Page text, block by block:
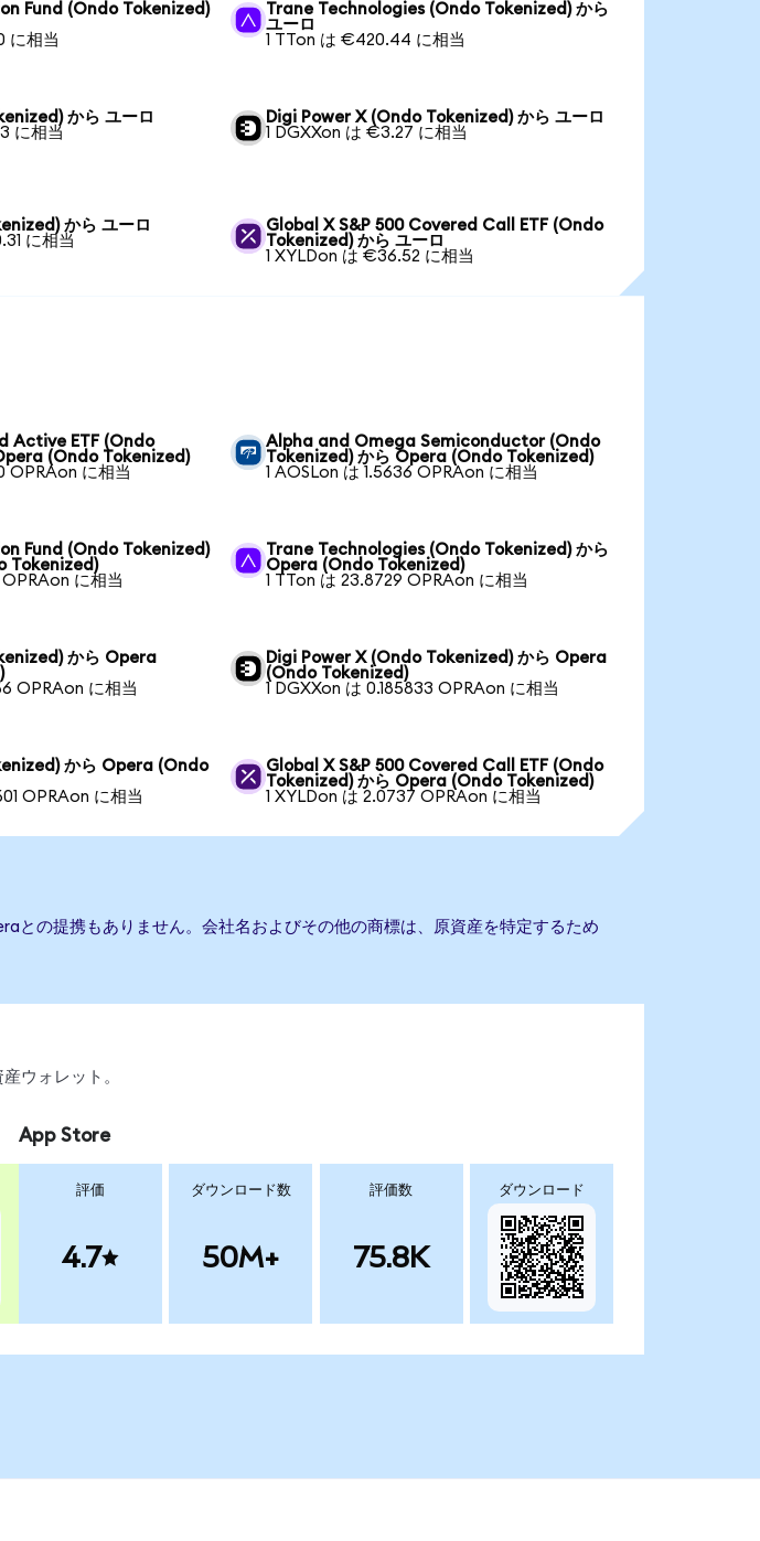
Fund (Ondo Tokenized)
に相当
Trane Technologies (Ondo Tokenized) から
ユーロ
1 TTon は €420.44 に相当
から ユーロ
に相当
Digi Power X (Ondo Tokenized) から ユーロ
1 DGXXon は €3.27 に相当
から ユーロ
に相当
Global X S&P 500 Covered Call ETF (Ondo
Tokenized) から ユーロ
1 XYLDon は €36.52 に相当
Active ETF (Ondo
(Ondo Tokenized)
OPRAon に相当
Alpha and Omega Semiconductor (Ondo
Tokenized) から Opera (Ondo Tokenized)
1 AOSLon は 1.5636 OPRAon に相当
Fund (Ondo Tokenized)
Tokenized)
OPRAon に相当
Trane Technologies (Ondo Tokenized) から
Opera (Ondo Tokenized)
1 TTon は 23.8729 OPRAon に相当
から Opera
OPRAon に相当
Digi Power X (Ondo Tokenized) から Opera
(Ondo Tokenized)
1 DGXXon は 0.185833 OPRAon に相当
から Opera (Ondo
OPRAon に相当
Global X S&P 500 Covered Call ETF (Ondo
Tokenized) から Opera (Ondo Tokenized)
1 XYLDon は 2.0737 OPRAon に相当
との提携もありません。会社名およびその他の商標は、原資産を特定するため
ウォレット。
App Store
評価
4.7
ダウンロード数
50M+
評価数
75.8K
ダウンロード